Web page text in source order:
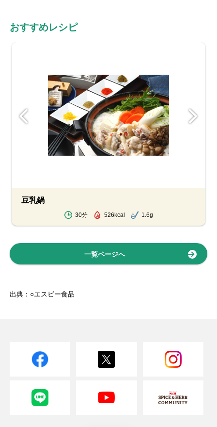
おすすめレシピ
豆乳鍋
30分 526kcal 1.6g
一覧ページへ
出典：○エスビー食品